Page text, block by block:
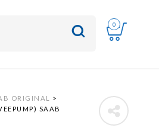
0
ORIGINAL
>
SAAB